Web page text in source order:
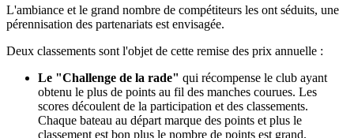
L'ambiance et le grand nombre de compétiteurs les ont séduits, une
pérennisation des partenariats est envisagée.
Deux classements sont l'objet de cette remise des prix annuelle :
Le "Challenge de la rade" qui récompense le club ayant
obtenu le plus de points au fil des manches courues. Les
scores découlent de la participation et des classements.
Chaque bateau au départ marque des points et plus le
classement est bon plus le nombre de points est grand.